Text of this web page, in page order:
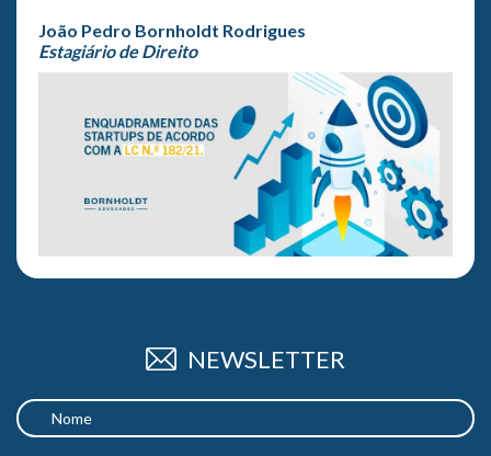
João Pedro Bornholdt Rodrigues
Estagiário de Direito
NEWSLETTER